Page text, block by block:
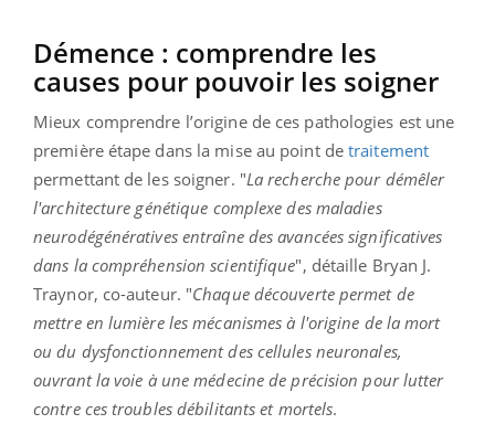
Démence : comprendre les
causes pour pouvoir les soigner
Mieux comprendre l’origine de ces pathologies est une
première étape dans la mise au point detraitement
permettant de les soigner. "La recherche pour démêler
l'architecture génétique complexe des maladies
neurodégénératives entraîne des avancées significatives
dans la compréhension scientifique", détaille Bryan J.
Traynor, co-auteur. "Chaque découverte permet de
mettre en lumière les mécanismes à l'origine de la mort
ou du dysfonctionnement des cellules neuronales,
ouvrant la voie à une médecine de précision pour lutter
contre ces troubles débilitants et mortels.